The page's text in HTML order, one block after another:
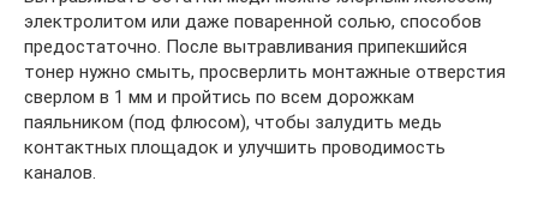
электролитом или даже поваренной солью, способов
предостаточно. После вытравливания припекшийся
тонер нужно смыть, просверлить монтажные отверстия
сверлом в 1 мм и пройтись по всем дорожкам
паяльником (под флюсом), чтобы залудить медь
контактных площадок и улучшить проводимость
каналов.